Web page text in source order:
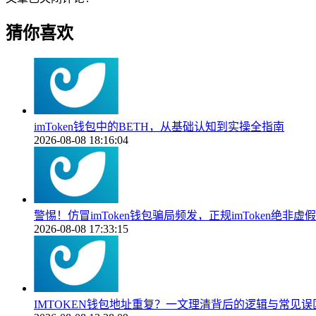
猜你喜欢
imToken钱包中的BETH，从基础认知到实操全指南
2026-08-08 18:16:04
警惕！仿冒imToken钱包骗局频发，正规imToken绝非虚假
2026-08-08 17:33:15
IMTOKEN钱包地址重复？一文理清背后的逻辑与常见误